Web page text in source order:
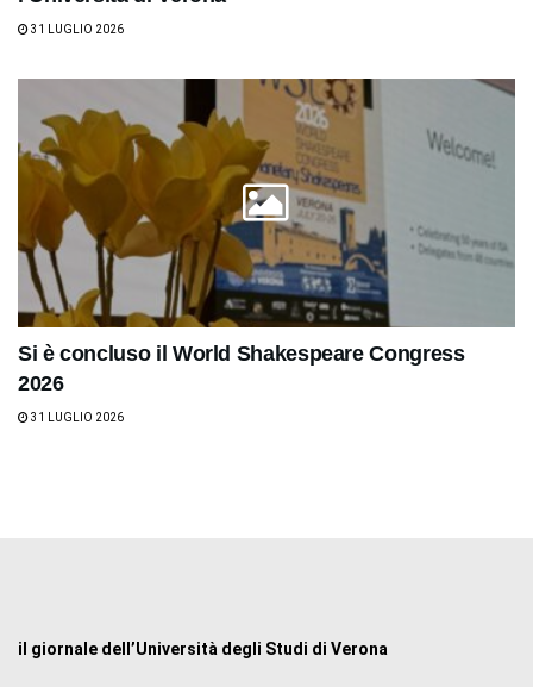
31 LUGLIO 2026
Si è concluso il World Shakespeare Congress
2026
31 LUGLIO 2026
il giornale dell’Università degli Studi di Verona